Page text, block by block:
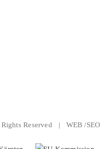
Reserved | WEB /SEO